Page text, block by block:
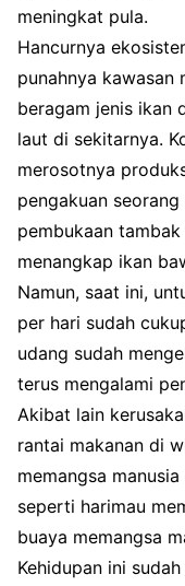
meningkat pula.
Hancurnya
punahnya kawasan
beragam jenis ikan
laut di sekitarnya.
merosotnya
pengakuan
pembukaan
menangkap ikan
Namun, saat ini,
per hari sudah
udang sudah
terus mengalami
Akibat lain
rantai makanan di
memangsa
seperti harimau
buaya memangsa
Kehidupan ini